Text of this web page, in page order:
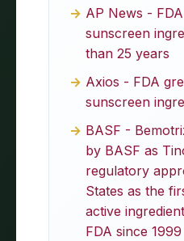
AP News -
sunscreen
than 25 years
Axios - FDA
sunscreen
BASF -
by BASF as
regulatory
States as the
active
FDA since 1999